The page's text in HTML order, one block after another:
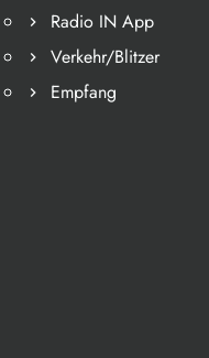
Radio IN App
Verkehr/Blitzer
Empfang